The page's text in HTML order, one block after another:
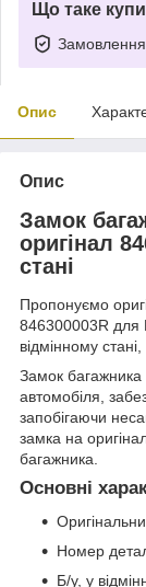
Що таке
Замовлення
Опис
Опис
Замок
оригінал
стані
Пропонуємо
846300003R для
відмінному
Замок багажника
автомобіля,
запобігаючи
замка на
багажника.
Основні
Номер
Б/у, у